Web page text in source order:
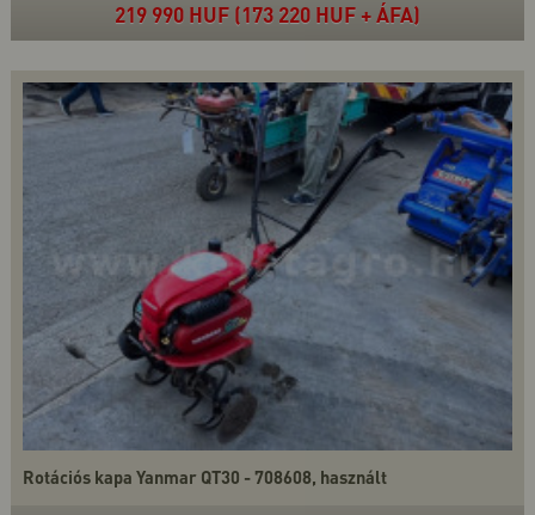
219 990 HUF (173 220 HUF + ÁFA)
Rotációs kapa Yanmar QT30 - 708608, használt